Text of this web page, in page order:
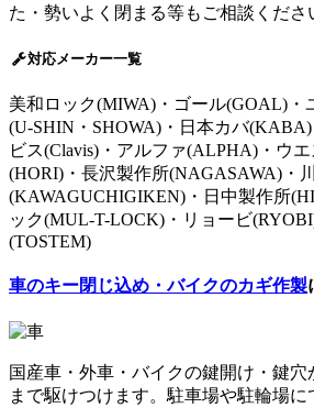
た・勢いよく閉まる等もご相談くださ
対応メーカー一覧
美和ロック(MIWA)・ゴール(GOAL)・
(U-SHIN・SHOWA)・日本カバ
ビス(Clavis)・アルファ(ALPHA)・ウ
(HORI)・長沢製作所(NAGASAWA)・
(KAWAGUCHIGIKEN)・日中製作所
ック(MUL-T-LOCK)・リョービ
(TOSTEM)
車のキー閉じ込め・バイクのカギ作製
国産車・外車・バイクの鍵開け・鍵
まで駆けつけます。駐車場や駐輪場